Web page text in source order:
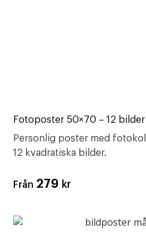
Fotoposter 50×70 – 12 bilder
Personlig poster med
12 kvadratiska bilder.
Från 279 kr